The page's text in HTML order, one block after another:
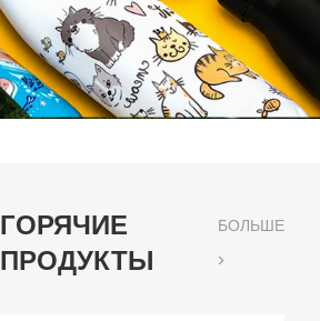
ГОРЯЧИЕ
ПРОДУКТЫ
БОЛЬШЕ
>